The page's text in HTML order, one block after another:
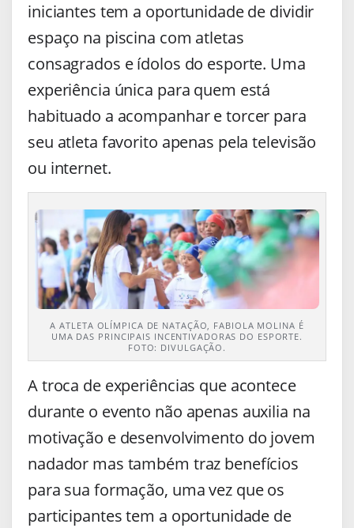
iniciantes tem a oportunidade de dividir
espaço na piscina com atletas
consagrados e ídolos do esporte. Uma
experiência única para quem está
habituado a acompanhar e torcer para
seu atleta favorito apenas pela televisão
ou internet.
A ATLETA OLÍMPICA DE NATAÇÃO, FABIOLA MOLINA É
UMA DAS PRINCIPAIS INCENTIVADORAS DO ESPORTE.
FOTO: DIVULGAÇÃO.
A troca de experiências que acontece
durante o evento não apenas auxilia na
motivação e desenvolvimento do jovem
nadador mas também traz benefícios
para sua formação, uma vez que os
participantes tem a oportunidade de